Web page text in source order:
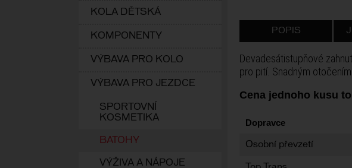
KOLA DĚTSKÁ
KOMPONENTY
VÝBAVA PRO KOLO
VÝBAVA PRO JEZDCE
SPORTOVNÍ
KOSMETIKA
BATOHY
VÝŽIVA A NÁPOJE
POPIS
Devadesátistupňové
pro pití. Snadným
Cena jednoho kusu
Dopravce
Osobní převzetí